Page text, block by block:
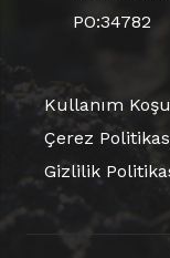
PO:34782
Kullanım
Çerez
Gizlilik